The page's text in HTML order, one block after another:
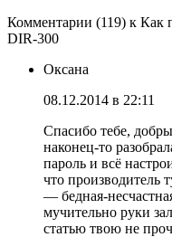
Комментарии (119) к Как
DIR-300
Оксана
08.12.2014 в 22:11
Спасибо тебе,
наконец-то
пароль и всё
что производитель
— бедная-
мучительно руки
статью твою не